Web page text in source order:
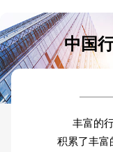
中国
丰富的
积累了丰富